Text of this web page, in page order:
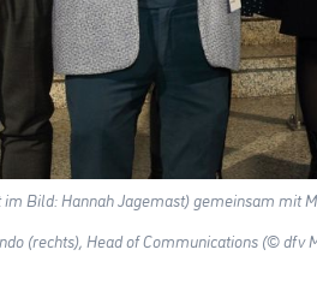
Bild: Hannah Jagemast) gemeinsam mit
(rechts), Head of Communications (© dfv